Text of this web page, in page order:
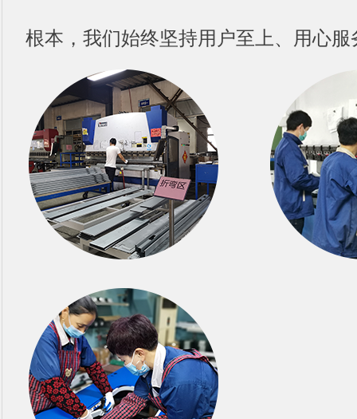
根本，我们始终坚持用户至上、用心服